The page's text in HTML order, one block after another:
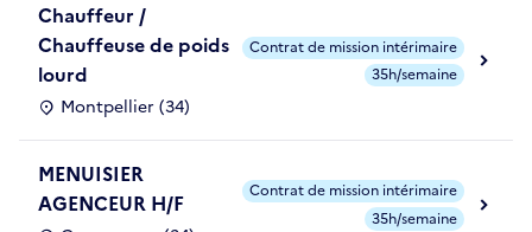
Chauffeur /
Chauffeuse de poids
lourd
Montpellier (34)
Contrat de mission intérimaire
35h/semaine
MENUISIER
AGENCEUR H/F
Contrat de mission intérimaire
35h/semaine